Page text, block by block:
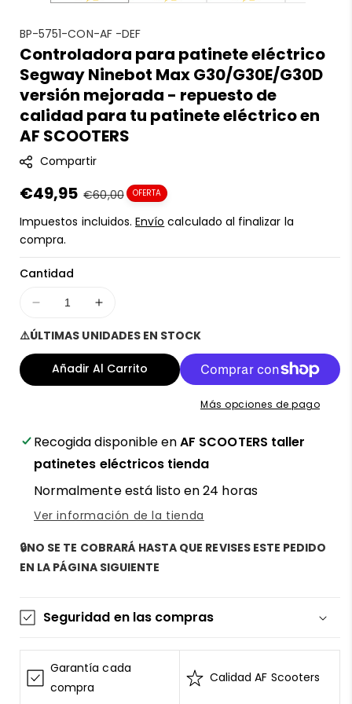
S
K
U
:
BP-5751-CON-AF -DEF
Controladora para patinete eléctrico
Segway Ninebot Max G30/G30E/G30D
versión mejorada - repuesto de
calidad para tu patinete eléctrico en
AF SCOOTERS
Compartir
Precio
en
oferta
€49,95 Precio
regular
€60,00 OFERTA
Impuestos incluidos.Envío calculado al finalizar la
compra.
Cantidad
Disminuir
cantidad
para
Controladora
para
Ninebot
Max
G30/G30E/G30D
versión
mejorada
-
repuesto
de
calidad
patinete
en
AF
SCOOTERS
Aumentar
para
Controladora
para
Ninebot
Max
versión
mejorada
-
repuesto
de
calidad
patinete
en
AF
⚠️ÚLTIMAS UNIDADES EN STOCK
Añadir Al Carrito
Más opciones de pago
Recogida disponible enAF SCOOTERS taller
patinetes eléctricos tienda
Normalmente está listo en 24 horas
Ver información de la tienda
🔒NO SE TE COBRARÁ HASTA QUE REVISES ESTE PEDIDO
EN LA PÁGINA SIGUIENTE
Seguridad en las compras
La información de las tarjetas se mantiene
segura y sin riesgos
AF SCOOTERS
sigue el Estándar de Seguridad de
Garantía cada
compra
Calidad AF Scooters